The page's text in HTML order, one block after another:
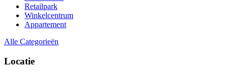
Retailpark
Winkelcentrum
Appartement
Alle Categorieën
Locatie